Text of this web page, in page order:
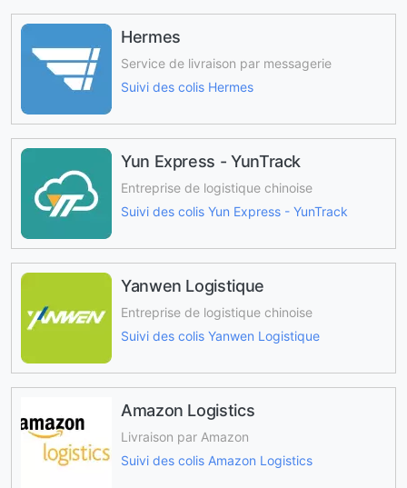
Hermes
Service de livraison par messagerie
Suivi des colis Hermes
Yun Express - YunTrack
Entreprise de logistique chinoise
Suivi des colis Yun Express - YunTrack
Yanwen Logistique
Entreprise de logistique chinoise
Suivi des colis Yanwen Logistique
Amazon Logistics
Livraison par Amazon
Suivi des colis Amazon Logistics